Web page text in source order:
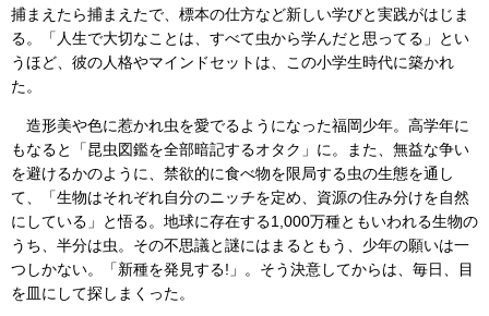
捕まえたら捕まえたで、標本の仕方など新しい学びと実践がはじま
る。「人生で大切なことは、すべて虫から学んだと思ってる」とい
うほど、彼の人格やマインドセットは、この小学生時代に築かれ
た。
造形美や色に惹かれ虫を愛でるようになった福岡少年。高学年に
もなると「昆虫図鑑を全部暗記するオタク」に。また、無益な争い
を避けるかのように、禁欲的に食べ物を限局する虫の生態を通し
て、「生物はそれぞれ自分のニッチを定め、資源の住み分けを自然
にしている」と悟る。地球に存在する1,000万種ともいわれる生物の
うち、半分は虫。その不思議と謎にはまるともう、少年の願いは一
つしかない。「新種を発見する!」。そう決意してからは、毎日、目
を皿にして探しまくった。